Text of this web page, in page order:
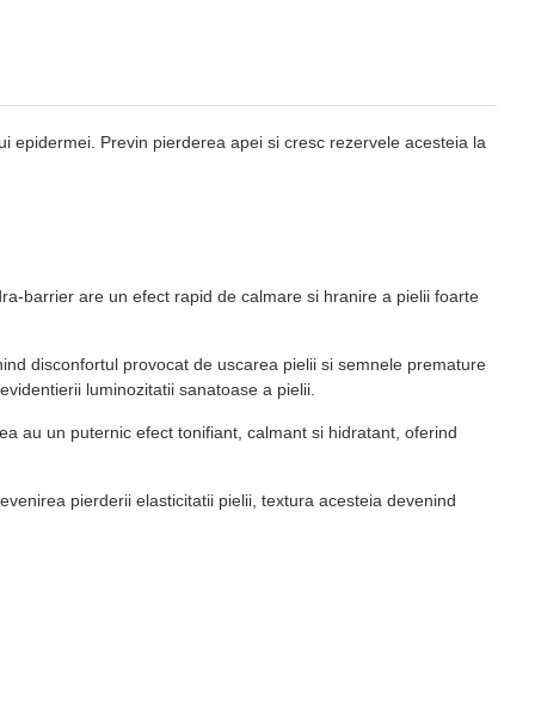
epidermei. Previn pierderea apei si cresc rezervele acesteia la
barrier are un efect rapid de calmare si hranire a pielii foarte
disconfortul provocat de uscarea pielii si semnele premature
luminozitatii sanatoase a pielii.
au un puternic efect tonifiant, calmant si hidratant, oferind
pierderii elasticitatii pielii, textura acesteia devenind